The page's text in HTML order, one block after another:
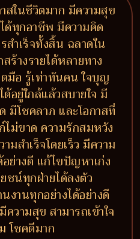
สในชีวิตมาก มีความสุข
ด้ทุกอาชีพ มีความคิด
สำเร็จทั้งสิ้น ฉลาดใน
ร้างรายได้หลายทาง
มือ รู้เท่าทันคน ใจบุญ
อยู่ใกล้แล้วสบายใจ มี
มีโชคลาภ และโอกาสที่
ม่ขาด ความรักสมหวัง
สำเร็จโดยเร็ว มีความ
ย่างดี แก้ไขปัญหาเก่ง
ชน์ทุกฝ่ายได้ลงตัว
านทุกอย่างได้อย่างดี
ามสุข สามารถเข้าใจ
โชคดีมาก